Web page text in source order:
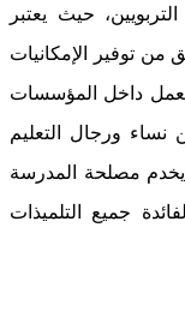
حيث يعتبر
توفير الإمكانيات
داخل المؤسسات
نساء ورجال التعليم
يخدم مصلحة المدرسة
جميع التلميذات